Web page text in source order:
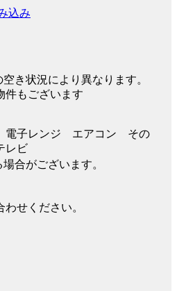
込み
き状況により異なります。
件もございます
子レンジ エアコン その
レビ
合がございます。
せください。